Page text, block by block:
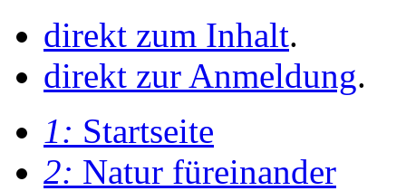
direkt zum Inhalt.
direkt zur Anmeldung.
1: Startseite
2: Natur füreinander